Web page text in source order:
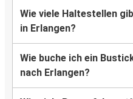
Wie viele Haltestellen
in Erlangen?
Wie buche ich ein
nach Erlangen?